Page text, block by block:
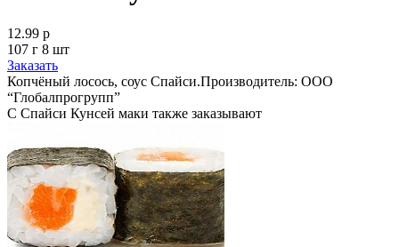
12.99 р
107 г 8 шт
Заказать
Копчёный лосось, соус Спайси.Производитель: OOO
“Глобалпрогрупп”
С Спайси Кунсей маки также заказывают